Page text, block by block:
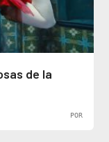
de la
POR